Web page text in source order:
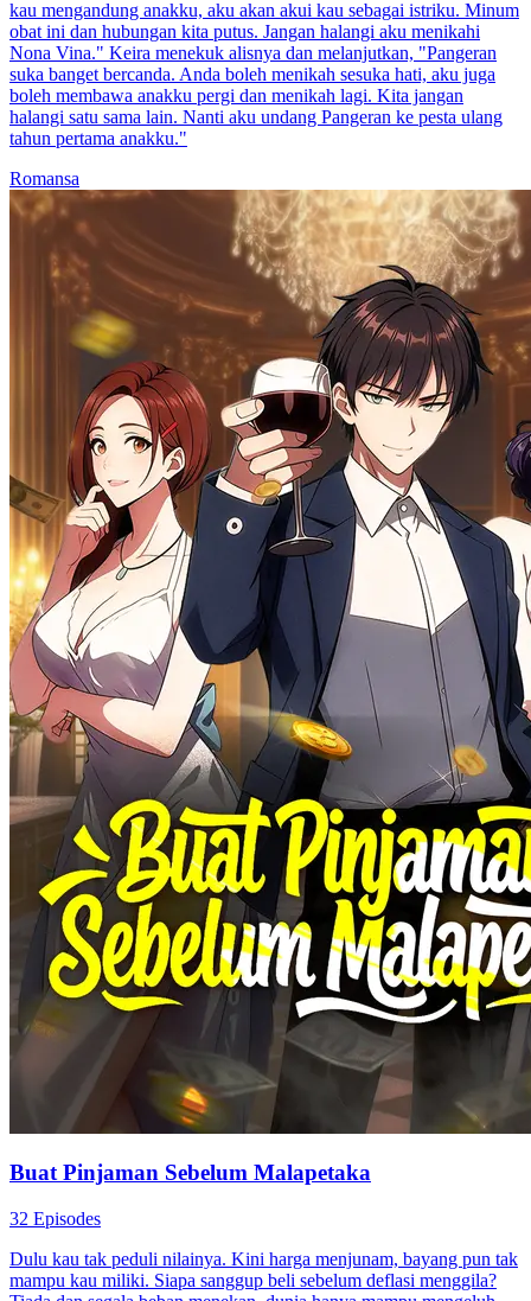
kau mengandung anakku, aku akan akui kau sebagai istriku. Minum
obat ini dan hubungan kita putus. Jangan halangi aku menikahi
Nona Vina." Keira menekuk alisnya dan melanjutkan, "Pangeran
suka banget bercanda. Anda boleh menikah sesuka hati, aku juga
boleh membawa anakku pergi dan menikah lagi. Kita jangan
halangi satu sama lain. Nanti aku undang Pangeran ke pesta ulang
tahun pertama anakku."
Romansa
Buat Pinjaman Sebelum Malapetaka
32 Episodes
Dulu kau tak peduli nilainya. Kini harga menjunam, bayang pun tak
mampu kau miliki. Siapa sanggup beli sebelum deflasi menggila?